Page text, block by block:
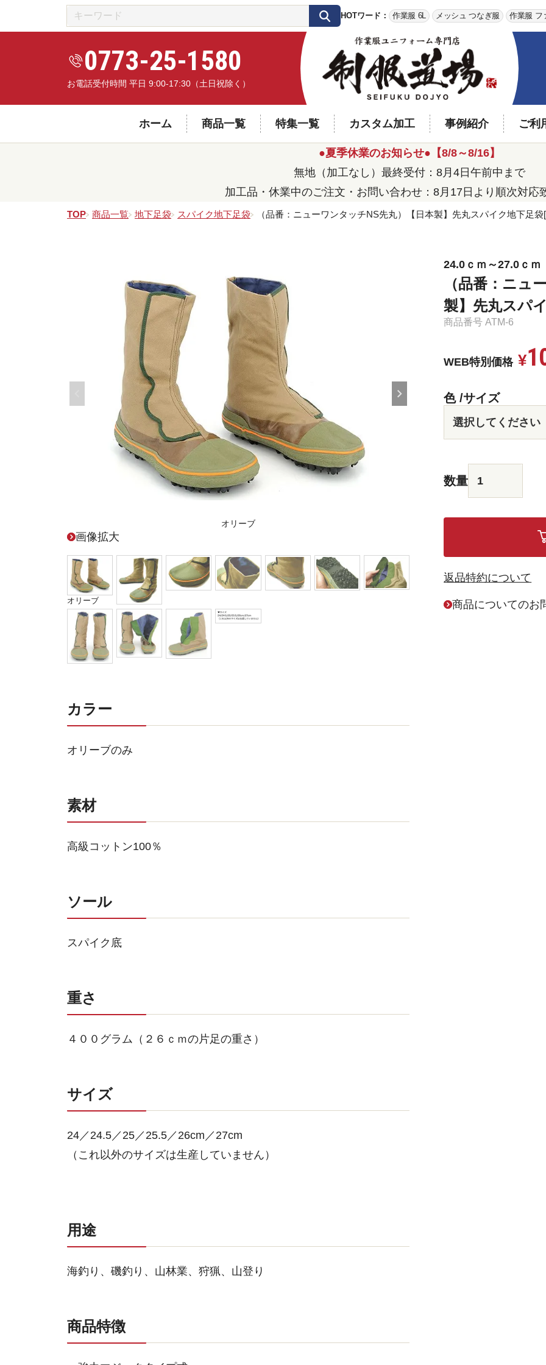
HOTワード： 作業服 6L メッシュ つなぎ服 作業服 フ
0773-25-1580
お電話受付時間 平日 9:00-17:30（土日祝除く）
ホーム 商品一覧 特集一覧 カスタム加工 事例紹介 ご利
●夏季休業のお知らせ●【8/8～8/16】
無地（加工なし）最終受付：8月4日午前中まで
加工品・休業中のご注文・お問い合わせ：8月17日より順次対応
TOP 商品一覧 地下足袋 スパイク地下足袋 （品番：ニューワンタッチNS先丸）【日本製】先丸スパイク地下足袋
24.0ｃｍ～27.0ｃｍ
（品番：ニュ
製】先丸スパ
商品番号 ATM-6
オリーブ
画像拡大
オリーブ
WEB特別価格 ¥
色 サイズ
返品特約について
商品についてのお
カラー
オリーブのみ
素材
高級コットン100％
ソール
スパイク底
重さ
４００グラム（２６ｃｍの片足の重さ）
サイズ
24／24.5／25／25.5／26cm／27cm
（これ以外のサイズは生産していません）
用途
海釣り、磯釣り、山林業、狩猟、山登り
商品特徴